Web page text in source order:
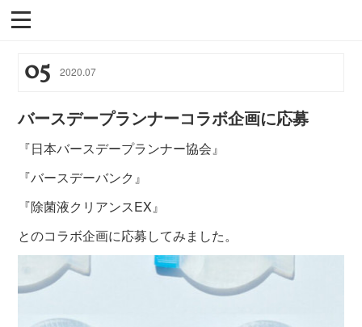
05 2020.07
バースデープランナーコラボ企画に応募
『日本バースデープランナー協会』
『バースデーバンク』
『除菌液クリアンスEX』
とのコラボ企画に応募してみました。